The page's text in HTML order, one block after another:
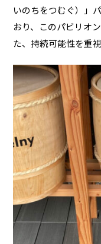
いのちをつむぐ）」
おり、このパビリオ
た、持続可能性を重